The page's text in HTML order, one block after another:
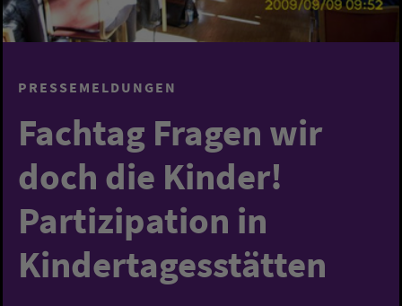
PRESSEMELDUNGEN
Fachtag Fragen wir
doch die Kinder! 
Partizipation in
Kindertagesstätten